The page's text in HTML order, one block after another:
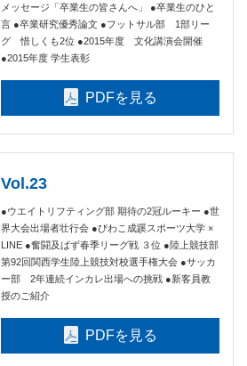
メッセージ「卒業生の皆さんへ」 ●卒業生のひと
言 ●卒業研究優秀論文 ●フットサル部 1部リー
グ 惜しくも2位 ●2015年度 文化講演会開催
●2015年度 学生表彰
PDFを見る
Vol.23
●ウエイトリフティング部 期待の2冠ルーキー ●世
界大会出場者壮行会 ●びわこ成蹊スポーツ大学 ×
LINE ●奮闘及ばず春季リーグ戦 ３位 ●陸上競技部
第92回関西学生陸上競技対校選手権大会 ●サッカ
ー部 2年連続インカレ出場への挑戦 ●新客員教
授のご紹介
PDFを見る